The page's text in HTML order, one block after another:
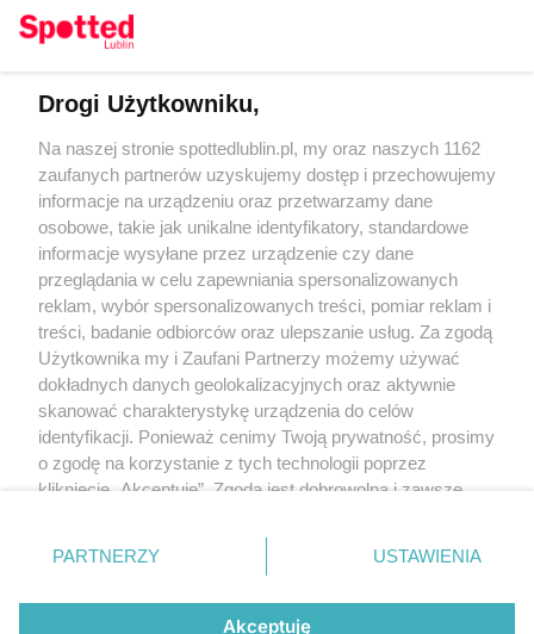
KATEGORIE
OGŁOSZENIA
WYDARZENIA
NA SKRÓTY
Regulamin
Polityka prywatności
RODO
Warunki korzystania z treści
Drogi Użytkowniku,
Na naszej stronie spottedlublin.pl, my oraz naszych 1162
zaufanych partnerów uzyskujemy dostęp i przechowujemy
informacje na urządzeniu oraz przetwarzamy dane
osobowe, takie jak unikalne identyfikatory, standardowe
informacje wysyłane przez urządzenie czy dane
przeglądania w celu zapewniania spersonalizowanych
reklam, wybór spersonalizowanych treści, pomiar reklam i
treści, badanie odbiorców oraz ulepszanie usług. Za zgodą
Użytkownika my i Zaufani Partnerzy możemy używać
dokładnych danych geolokalizacyjnych oraz aktywnie
skanować charakterystykę urządzenia do celów
identyfikacji. Ponieważ cenimy Twoją prywatność, prosimy
o zgodę na korzystanie z tych technologii poprzez
kliknięcie „Akceptuję”. Zgoda jest dobrowolna i zawsze
prywatności znajdujący się w lewym dolnym rogu strony
. Niektóre rodzaje przetwarzania danych nie wymagają
zgody użytkownika, ale masz prawo sprzeciwić się
takiemu przetwarzaniu. Preferencje będą miały
PARTNERZY USTAWIENIA
Akceptuję